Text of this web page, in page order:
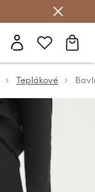
Teplákové